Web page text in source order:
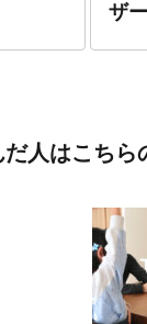
ザ
人はこちら